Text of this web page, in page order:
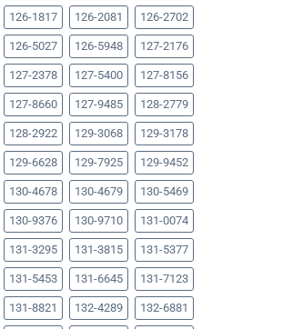
126-1817 126-2081 126-2702
126-5027 126-5948 127-2176
127-2378 127-5400 127-8156
127-8660 127-9485 128-2779
128-2922 129-3068 129-3178
129-6628 129-7925 129-9452
130-4678 130-4679 130-5469
130-9376 130-9710 131-0074
131-3295 131-3815 131-5377
131-5453 131-6645 131-7123
131-8821 132-4289 132-6881